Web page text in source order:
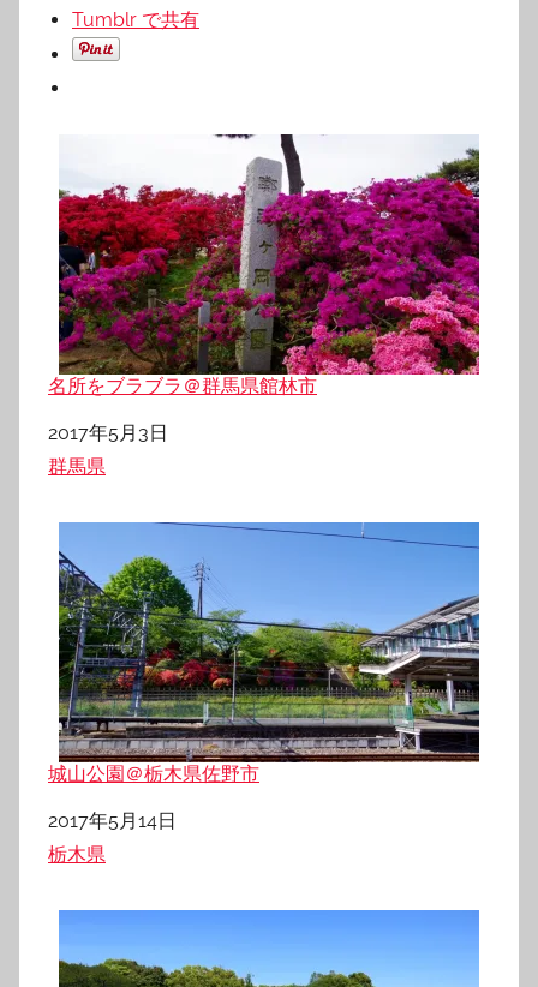
Tumblr で共有
名所をブラブラ＠群馬県館林市
日付
2017年5月3日
関連理由
群馬県
城山公園＠栃木県佐野市
日付
2017年5月14日
関連理由
栃木県